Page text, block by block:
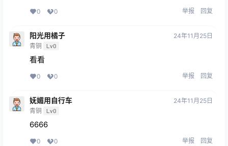
0 0 举报 回复
阳光用橘子
青铜 Lv0
24年11月25日
看看
0 0 举报 回复
妩媚用自行车
青铜 Lv0
24年11月25日
6666
0 0 举报 回复